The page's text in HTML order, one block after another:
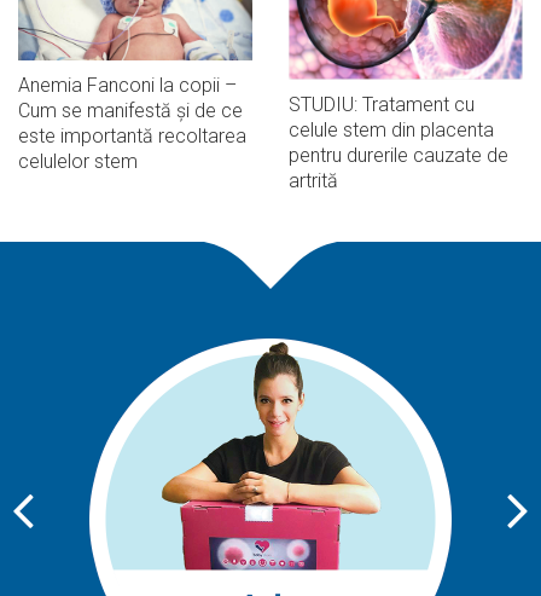
Anemia Fanconi la copii –
Cum se manifestă și de ce
este importantă recoltarea
celulelor stem
STUDIU: Tratament cu
celule stem din placenta
pentru durerile cauzate de
artrită